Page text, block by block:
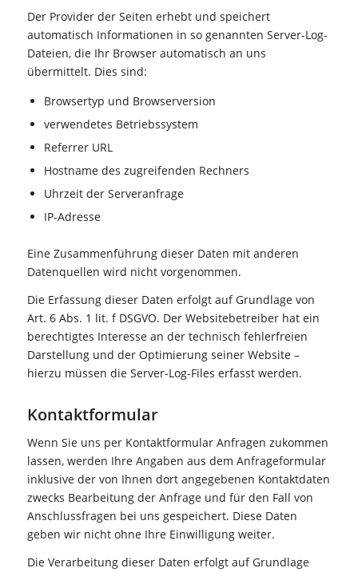
Der Provider der Seiten erhebt und speichert
automatisch Informationen in so genannten Server-Log-
Dateien, die Ihr Browser automatisch an uns
übermittelt. Dies sind:
Browsertyp und Browserversion
verwendetes Betriebssystem
Referrer URL
Hostname des zugreifenden Rechners
Uhrzeit der Serveranfrage
IP-Adresse
Eine Zusammenführung dieser Daten mit anderen
Datenquellen wird nicht vorgenommen.
Die Erfassung dieser Daten erfolgt auf Grundlage von
Art. 6 Abs. 1 lit. f DSGVO. Der Websitebetreiber hat ein
berechtigtes Interesse an der technisch fehlerfreien
Darstellung und der Optimierung seiner Website –
hierzu müssen die Server-Log-Files erfasst werden.
Kontaktformular
Wenn Sie uns per Kontaktformular Anfragen zukommen
lassen, werden Ihre Angaben aus dem Anfrageformular
inklusive der von Ihnen dort angegebenen Kontaktdaten
zwecks Bearbeitung der Anfrage und für den Fall von
Anschlussfragen bei uns gespeichert. Diese Daten
geben wir nicht ohne Ihre Einwilligung weiter.
Die Verarbeitung dieser Daten erfolgt auf Grundlage